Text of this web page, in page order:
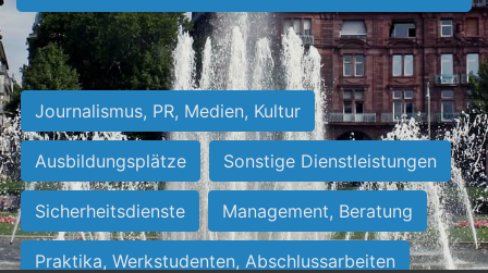
Journalismus, PR, Medien, Kultur
Ausbildungsplätze Sonstige Dienstleistungen
Sicherheitsdienste Management, Beratung
Praktika, Werkstudenten, Abschlussarbeiten